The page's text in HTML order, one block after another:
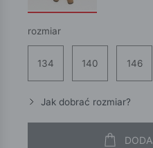
rozmiar
134 140 146
Jak dobrać rozmiar?